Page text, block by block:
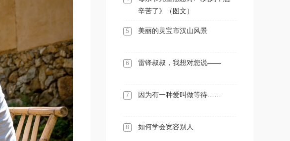
辛苦了》（图文）
5 美丽的灵宝市汉山风景
6 雷锋叔叔，我想对您说——
7 因为有一种爱叫做等待……
8 如何学会宽容别人